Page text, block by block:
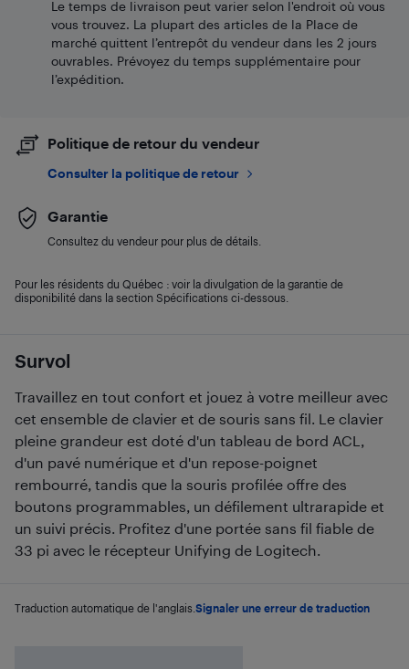
Survol
Travaillez en tout confort et jouez à votre meilleur avec
cet ensemble de clavier et de souris sans fil. Le clavier
pleine grandeur est doté d'un tableau de bord ACL,
d'un pavé numérique et d'un repose-poignet
rembourré, tandis que la souris profilée offre des
boutons programmables, un défilement ultrarapide et
un suivi précis. Profitez d'une portée sans fil fiable de
33 pi avec le récepteur Unifying de Logitech.
Traduction automatique de l'anglais. Signaler une erreur de traduction
Le temps de livraison peut varier selon l'endroit où vous
vous trouvez. La plupart des articles de la Place de
marché quittent l’entrepôt du vendeur dans les 2 jours
ouvrables. Prévoyez du temps supplémentaire pour
l’expédition.
Politique de retour du vendeur
Consulter la politique de retour
Garantie
Consultez du vendeur pour plus de détails.
Pour les résidents du Québec : voir la divulgation de la garantie de
disponibilité dans la section Spécifications ci-dessous.